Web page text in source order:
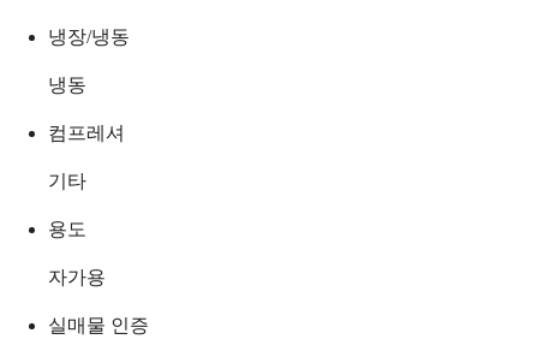
냉장/냉동
냉동
컴프레셔
기타
용도
자가용
실매물 인증